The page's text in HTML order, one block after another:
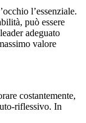
l’essenziale.
può essere
adeguato
valore
costantemente,
riflessivo. In